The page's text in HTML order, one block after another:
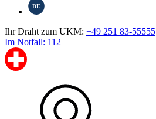
DE
Ihr Draht zum UKM: +49 251 83-55555
Im Notfall: 112